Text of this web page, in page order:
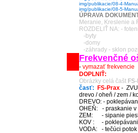
img/publikacie/08-4-
img/publikacie/08-5-
ÚPRAVA
Meranie, Kreslenie a
ROZDELIŤ NA: -
-byty
-domy
-záhrady - sklon
Frekvenčné
- vymazať frekvencie
DOPLNIŤ:
Obrázky celá čašt
časť:
FS-Prax -
drevo / oheň / zem /
DREVO: -
OHEŇ: - praskanie v
ZEM: - sipanie
KOV : -
VODA: - tečúci potok